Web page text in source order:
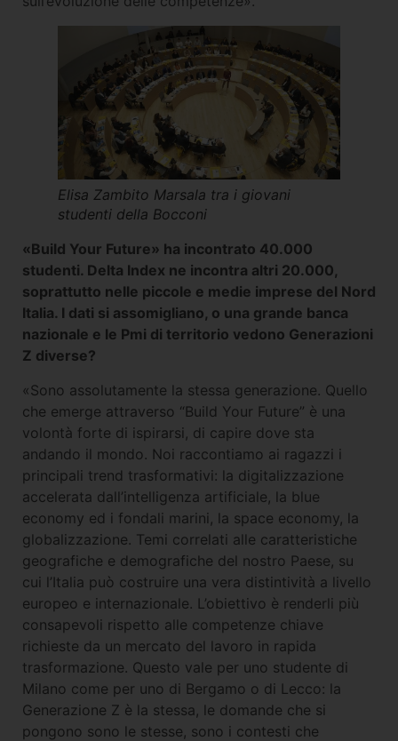
Elisa Zambito Marsala tra i giovani
studenti della Bocconi
«Build Your Future» ha incontrato 40.000
studenti. Delta Index ne incontra altri 20.000,
soprattutto nelle piccole e medie imprese del Nord
Italia. I dati si assomigliano, o una grande banca
nazionale e le Pmi di territorio vedono Generazioni
Z diverse?
«Sono assolutamente la stessa generazione. Quello
che emerge attraverso “Build Your Future” è una
volontà forte di ispirarsi, di capire dove sta
andando il mondo. Noi raccontiamo ai ragazzi i
principali trend trasformativi: la digitalizzazione
accelerata dall’intelligenza artificiale, la blue
economy ed i fondali marini, la space economy, la
globalizzazione. Temi correlati alle caratteristiche
geografiche e demografiche del nostro Paese, su
cui l’Italia può costruire una vera distintività a livello
europeo e internazionale. L’obiettivo è renderli più
consapevoli rispetto alle competenze chiave
richieste da un mercato del lavoro in rapida
trasformazione. Questo vale per uno studente di
Milano come per uno di Bergamo o di Lecco: la
Generazione Z è la stessa, le domande che si
pongono sono le stesse, sono i contesti che